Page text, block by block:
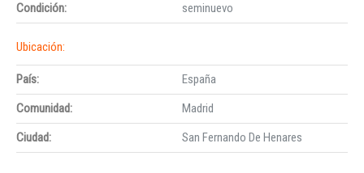
Condición:
seminuevo
Ubicación:
País:
España
Comunidad:
Madrid
Ciudad:
San Fernando De Henares